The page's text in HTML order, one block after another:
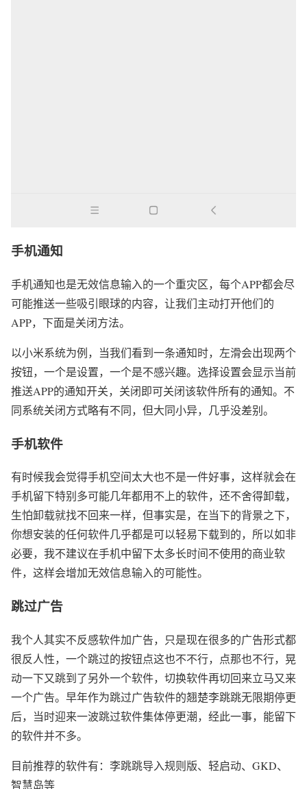
手机通知
手机通知也是无效信息输入的一个重灾区，每个APP都会尽
可能推送一些吸引眼球的内容，让我们主动打开他们的
APP，下面是关闭方法。
以小米系统为例，当我们看到一条通知时，左滑会出现两个
按钮，一个是设置，一个是不感兴趣。选择设置会显示当前
推送APP的通知开关，关闭即可关闭该软件所有的通知。不
同系统关闭方式略有不同，但大同小异，几乎没差别。
手机软件
有时候我会觉得手机空间太大也不是一件好事，这样就会在
手机留下特别多可能几年都用不上的软件，还不舍得卸载，
生怕卸载就找不回来一样，但事实是，在当下的背景之下，
你想安装的任何软件几乎都是可以轻易下载到的，所以如非
必要，我不建议在手机中留下太多长时间不使用的商业软
件，这样会增加无效信息输入的可能性。
跳过广告
我个人其实不反感软件加广告，只是现在很多的广告形式都
很反人性，一个跳过的按钮点这也不不行，点那也不行，晃
动一下又跳到了另外一个软件，切换软件再切回来立马又来
一个广告。早年作为跳过广告软件的翘楚李跳跳无限期停更
后，当时迎来一波跳过软件集体停更潮，经此一事，能留下
的软件并不多。
目前推荐的软件有：李跳跳导入规则版、轻启动、GKD、
智慧岛等